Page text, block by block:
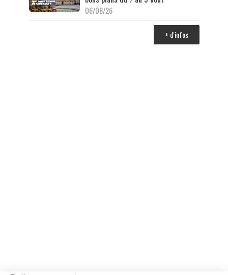
06/08/26
+ d'infos